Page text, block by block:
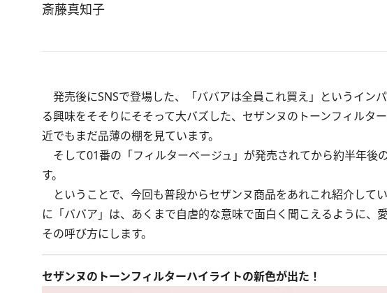
斎藤真知子
発売後にSNSで登場した、「ババアは全員これ買え」というイン
る興味をそそりにそそって大バズした、セザンヌのトーンフィルタ
近でもまだ品薄の棚を見ています。
そして01番の「フィルターベージュ」が発売されてから約半年後
す。
ということで、今回も普段からセザンヌ商品をあれこれ紹介し
に「ババア」は、あくまで自虐的な意味で面白く聞こえるように、
その呼び方にします。
セザンヌのトーンフィルターハイライトの新色が出た！